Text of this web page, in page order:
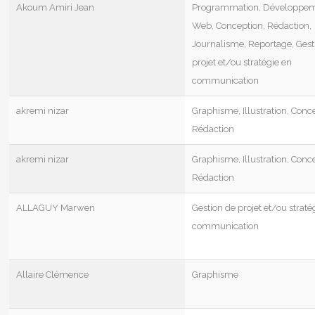
Akoum Amiri Jean
Programmation,
Web, Conception, Rédaction,
Journalisme, Reportage,
projet et/ou stratégie en
communication
akremi nizar
Graphisme, Illustration,
Rédaction
akremi nizar
Graphisme, Illustration,
Rédaction
ALLAGUY Marwen
Gestion de projet et/ou
communication
Allaire Clémence Graphisme